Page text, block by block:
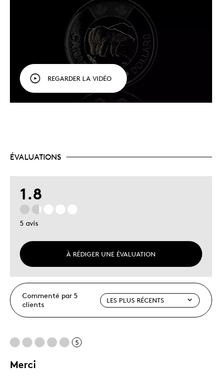
REGARDER LA VIDÉO
ÉVALUATIONS
1.8
5 avis
À RÉDIGER UNE ÉVALUATION
Commenté par 5
clients
5
Merci